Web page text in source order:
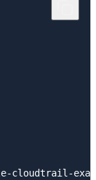
cloudtrail-